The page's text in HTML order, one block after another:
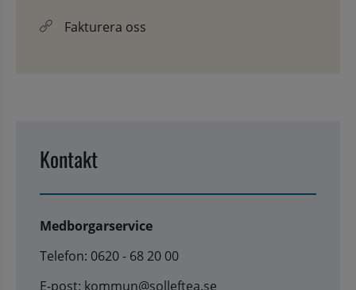
Fakturera oss
Kontakt
Medborgarservice
Telefon: 0620 - 68 20 00
E-post: kommun@solleftea.se